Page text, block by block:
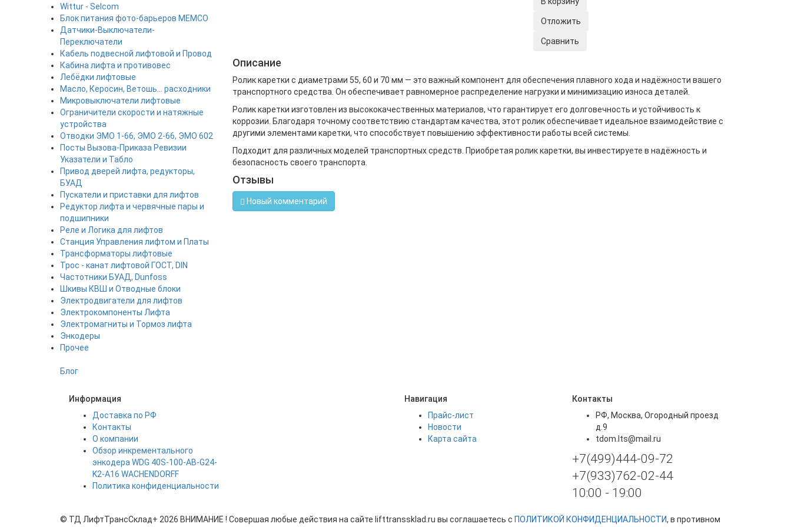
Wittur - Selcom
Блок питания фото-барьеров MEMCO
Датчики-Выключатели-
Переключатели
Кабель подвесной лифтовой и Провод
Кабина лифта и противовес
Лебёдки лифтовые
Масло, Керосин, Ветошь... расходники
Микровыключатели лифтовые
Ограничители скорости и натяжные
устройства
Отводки ЭМО 1-66, ЭМО 2-66, ЭМО 602
Посты Вызова-Приказа Ревизии
Указатели и Табло
Привод дверей лифта, редукторы,
БУАД
Пускатели и приставки для лифтов
Редуктор лифта и червячные пары и
подшипники
Реле и Логика для лифтов
Станция Управления лифтом и Платы
Трансформаторы лифтовые
Трос - канат лифтовой ГОСТ, DIN
Частотники БУАД, Dunfoss
Шкивы КВШ и Отводные блоки
Электродвигатели для лифтов
Электрокомпоненты Лифта
Электромагниты и Тормоз лифта
Энкодеры
Прочее
Блог
Отложить
Сравнить
Описание
Ролик каретки с диаметрами 55, 60 и 70 мм — это важный компонент для обеспечения плавного хода и надёжности вашего
транспортного средства. Он обеспечивает равномерное распределение нагрузки и минимизацию износа деталей.
Ролик каретки изготовлен из высококачественных материалов, что гарантирует его долговечность и устойчивость к
коррозии. Благодаря точному соответствию стандартам качества, этот ролик обеспечивает идеальное взаимодействие с
другими элементами каретки, что способствует повышению эффективности работы всей системы.
Подходит для различных моделей транспортных средств. Приобретая ролик каретки, вы инвестируете в надёжность и
безопасность своего транспорта.
Отзывы
Новый комментарий
Информация
Доставка по РФ
Контакты
О компании
Обзор инкрементального
энкодера WDG 40S-100-AB-G24-
K2-A16 WACHENDORFF
Политика конфиденциальности
Навигация
Прайс-лист
Новости
Карта сайта
Контакты
РФ, Москва, Огородный проезд
д.9
tdom.lts@mail.ru
+7(499)444-09-72
+7(933)762-02-44
10:00 - 19:00
© ТД ЛифтТрансСклад+ 2026 ВНИМАНИЕ ! Совершая любые действия на сайте lifttranssklad.ru вы соглашаетесь с ПОЛИТИКОЙ КОНФИДЕНЦИАЛЬНОСТИ, в противном